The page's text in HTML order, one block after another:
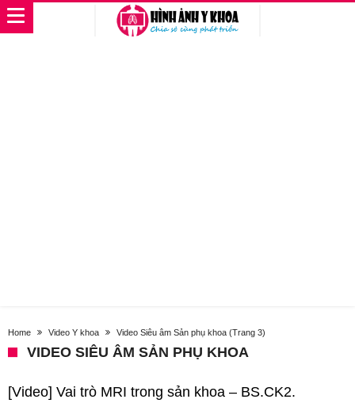
Home Video Y khoa Video Siêu âm Sản phụ khoa (Trang 3)
VIDEO SIÊU ÂM SẢN PHỤ KHOA
[Video] Vai trò MRI trong sản khoa – BS.CK2.